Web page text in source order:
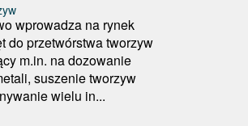
wprowadza na rynek
do przetwórstwa tworzyw
m.in. na dozowanie
suszenie tworzyw
wielu in...